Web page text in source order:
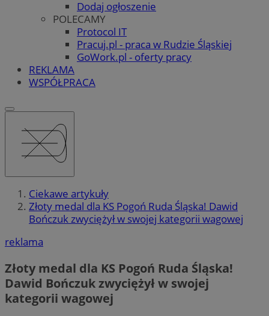
Dodaj ogłoszenie
POLECAMY
Protocol IT
Pracuj.pl - praca w Rudzie Śląskiej
GoWork.pl - oferty pracy
REKLAMA
WSPÓŁPRACA
Ciekawe artykuły
Złoty medal dla KS Pogoń Ruda Śląska! Dawid
Bończuk zwyciężył w swojej kategorii wagowej
reklama
Złoty medal dla KS Pogoń Ruda Śląska!
Dawid Bończuk zwyciężył w swojej
kategorii wagowej